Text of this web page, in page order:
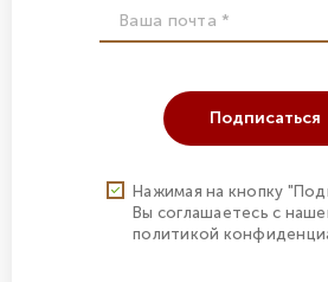
Подписаться
Нажимая на кнопку
Вы соглашаетесь с
политикой